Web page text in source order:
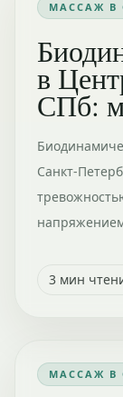
МАССАЖ В
в
СПб:
Санкт-
3 мин
МАССАЖ В